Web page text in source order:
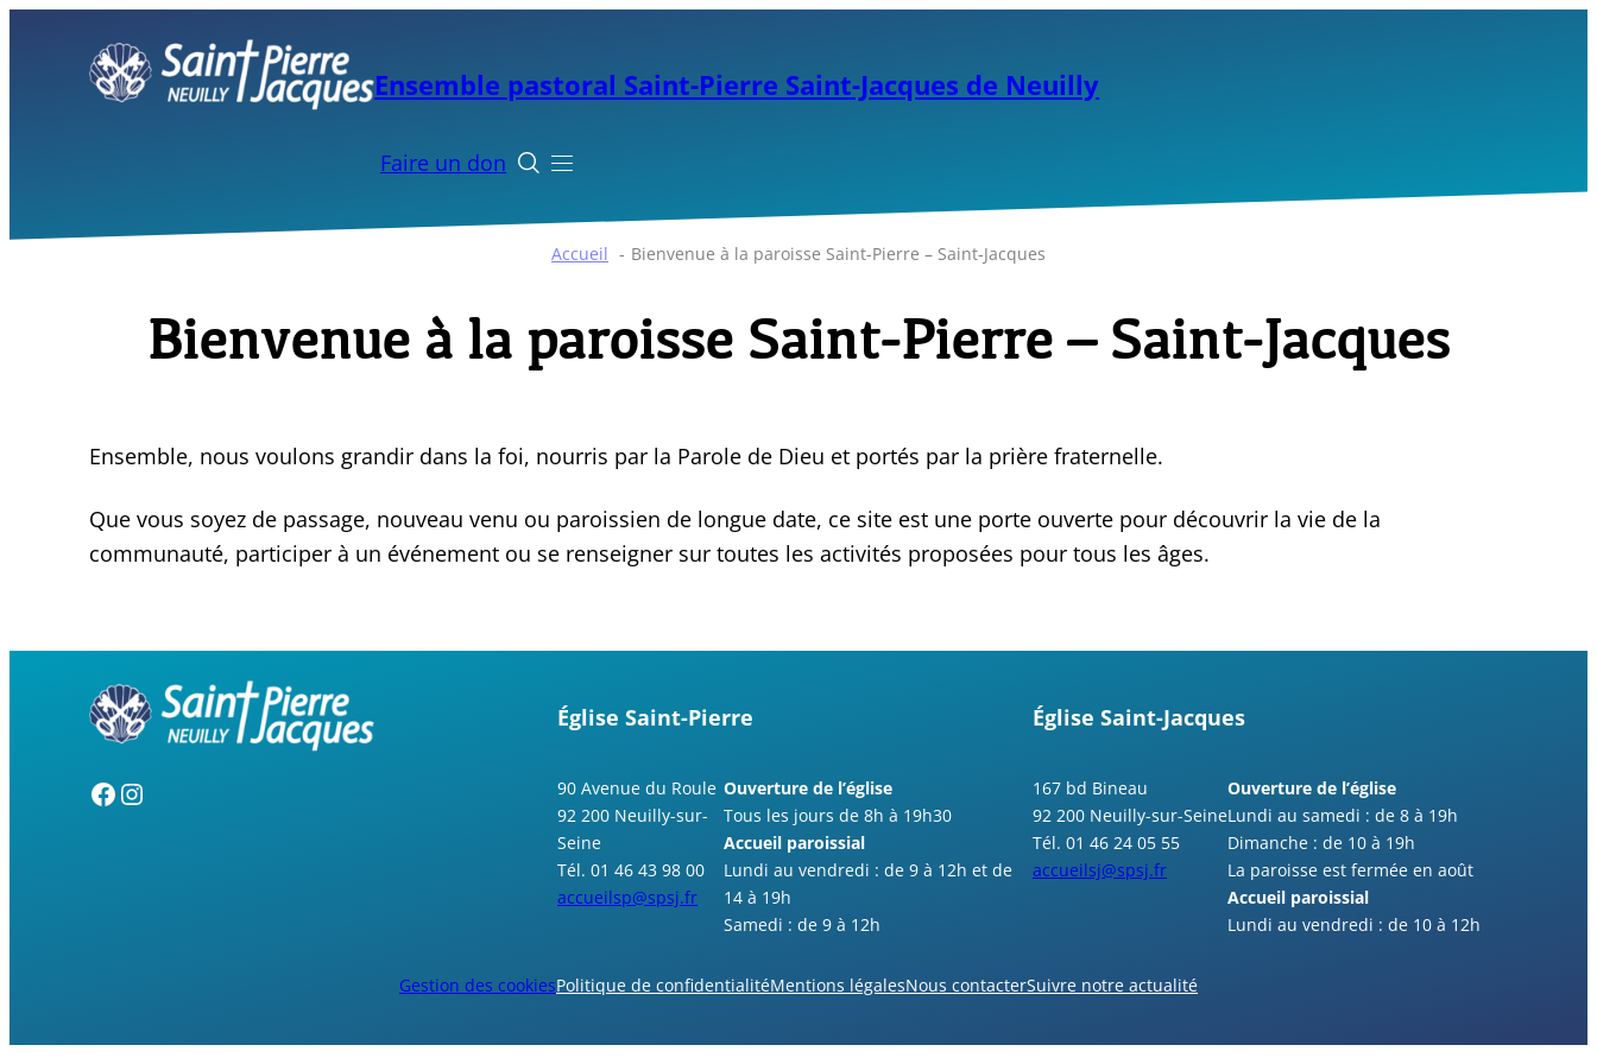
Ensemble pastoral Saint-Pierre Saint-Jacques de Neuilly
Faire un don  
Accueil Bienvenue à la paroisse Saint-Pierre – Saint-Jacques
Bienvenue à la paroisse Saint-Pierre – Saint-Jacques
Ensemble, nous voulons grandir dans la foi, nourris par la Parole de Dieu et portés par la prière fraternelle.
Que vous soyez de passage, nouveau venu ou paroissien de longue date, ce site est une porte ouverte pour découvrir la vie de la
communauté, participer à un événement ou se renseigner sur toutes les activités proposées pour tous les âges.
Église Saint-Pierre
90 Avenue du Roule
92 200 Neuilly-sur-
Seine
Tél. 01 46 43 98 00
accueilsp@spsj.fr
Ouverture de l’église
Tous les jours de 8h à 19h30
Accueil paroissial
Lundi au vendredi : de 9 à 12h et de
14 à 19h
Samedi : de 9 à 12h
Église Saint-Jacques
167 bd Bineau
92 200 Neuilly-sur-Seine
Tél. 01 46 24 05 55
accueilsj@spsj.fr
Ouverture de l’église
Lundi au samedi : de 8 à 19h
Dimanche : de 10 à 19h
La paroisse est fermée en août
Accueil paroissial
Lundi au vendredi : de 10 à 12h
Gestion des cookiesPolitique de confidentialitéMentions légalesNous contacterSuivre notre actualité